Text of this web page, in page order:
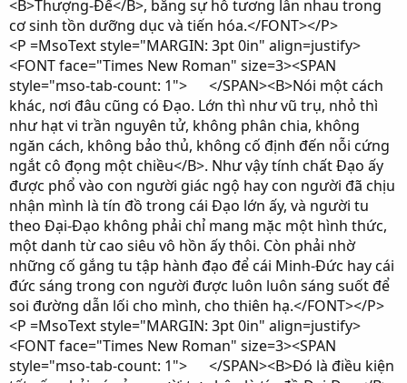
<B>Thượng-Đế</B>, bằng sự hỗ tương lẫn nhau trong
cơ sinh tồn dưỡng dục và tiến hóa.</FONT></P>
<P =MsoText style="MARGIN: 3pt 0in" align=justify>
<FONT face="Times New Roman" size=3><SPAN
style="mso-tab-count: 1"> </SPAN><B>Nói một cách
khác, nơi đâu cũng có Đạo. Lớn thì như vũ trụ, nhỏ thì
như hạt vi trần nguyên tử, không phân chia, không
ngăn cách, không bảo thủ, không cố định đến nỗi cứng
ngắt cô đọng một chiều</B>. Như vậy tính chất Đạo ấy
được phổ vào con người giác ngộ hay con người đã chịu
nhận mình là tín đồ trong cái Đạo lớn ấy, và người tu
theo Đại-Đạo không phải chỉ mang mặc một hình thức,
một danh từ cao siêu vô hồn ấy thôi. Còn phải nhờ
những cố gắng tu tập hành đạo để cái Minh-Đức hay cái
đức sáng trong con người được luôn luôn sáng suốt để
soi đường dẫn lối cho mình, cho thiên hạ.</FONT></P>
<P =MsoText style="MARGIN: 3pt 0in" align=justify>
<FONT face="Times New Roman" size=3><SPAN
style="mso-tab-count: 1"> </SPAN><B>Đó là điều kiện